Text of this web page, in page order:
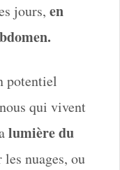
jours, en
potentiel
qui vivent
lumière du
les nuages, ou